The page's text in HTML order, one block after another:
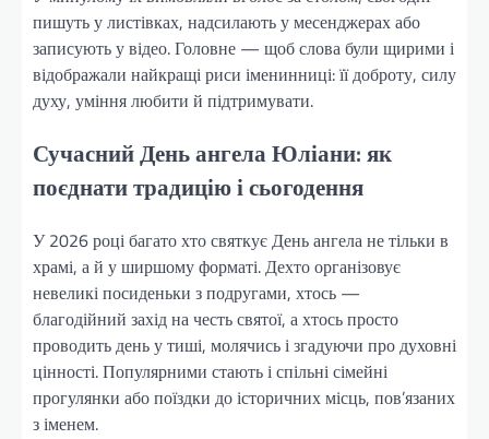
пишуть у листівках, надсилають у месенджерах або
записують у відео. Головне — щоб слова були щирими і
відображали найкращі риси іменинниці: її доброту, силу
духу, уміння любити й підтримувати.
Сучасний День ангела Юліани: як
поєднати традицію і сьогодення
У 2026 році багато хто святкує День ангела не тільки в
храмі, а й у ширшому форматі. Дехто організовує
невеликі посиденьки з подругами, хтось —
благодійний захід на честь святої, а хтось просто
проводить день у тиші, молячись і згадуючи про духовні
цінності. Популярними стають і спільні сімейні
прогулянки або поїздки до історичних місць, пов’язаних
з іменем.